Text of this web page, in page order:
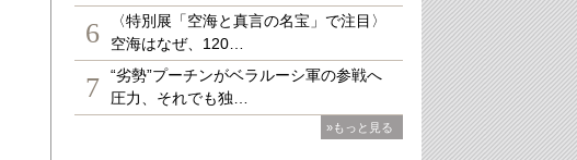
6
〈特別展「空海と真言の名宝」で注目〉
空海はなぜ、120…
7
“劣勢”プーチンがベラルーシ軍の参戦へ
圧力、それでも独…
»もっと見る